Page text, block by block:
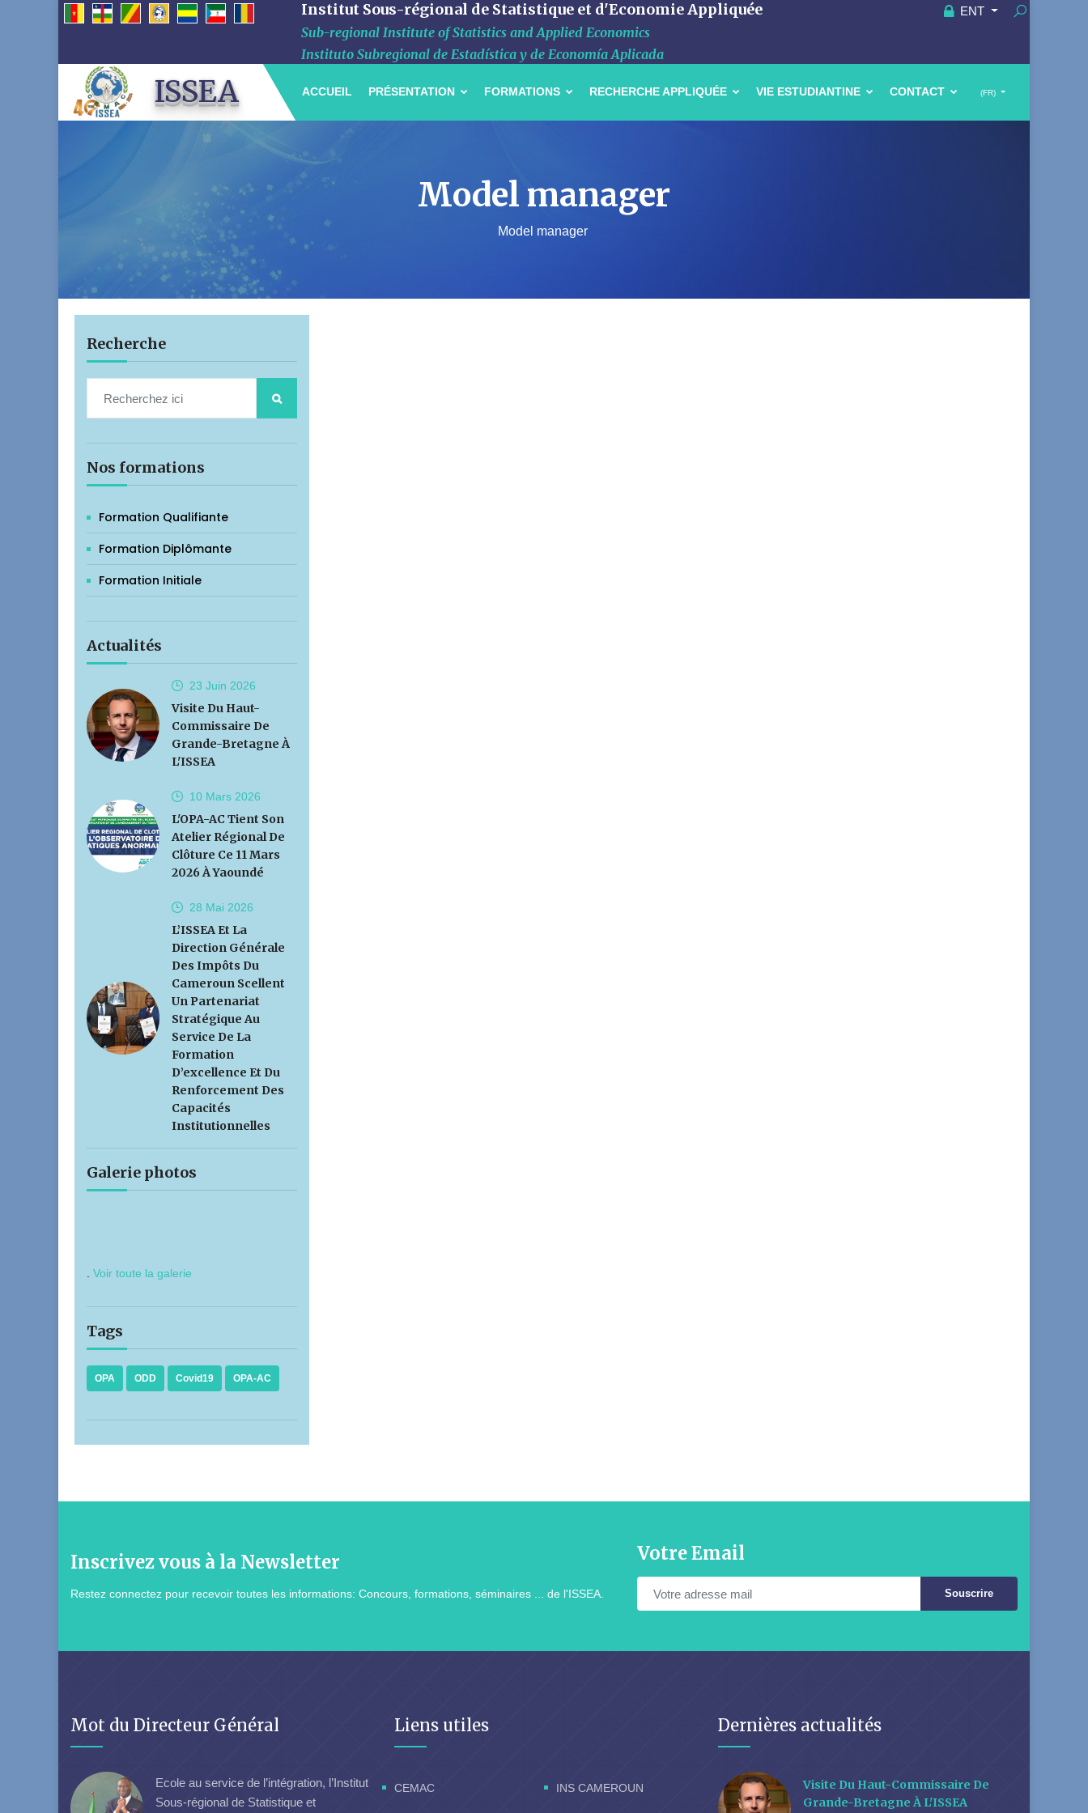
Institut Sous-régional de Statistique et d'Economie Appliquée
Sub-regional Institute of Statistics and Applied Economics
Instituto Subregional de Estadística y de Economía Aplicada
ENT
ISSEA (FR)
ACCUEIL PRÉSENTATION FORMATIONS RECHERCHE APPLIQUÉE VIE ESTUDIANTINE CONTACT
Model manager
Model manager
Recherche
Nos formations
Formation Qualifiante
Formation Diplômante
Formation Initiale
Actualités
23 Juin 2026
Visite Du Haut-
Commissaire De
Grande-Bretagne À
L'ISSEA
10 Mars 2026
L'OPA-AC Tient Son
Atelier Régional De
Clôture Ce 11 Mars
2026 À Yaoundé
28 Mai 2026
L’ISSEA Et La
Direction Générale
Des Impôts Du
Cameroun Scellent
Un Partenariat
Stratégique Au
Service De La
Formation
D’excellence Et Du
Renforcement Des
Capacités
Institutionnelles
Galerie photos
Voir toute la galerie
Tags
OPA ODD Covid19 OPA-AC
Inscrivez vous à la Newsletter
Restez connectez pour recevoir toutes les informations: Concours, formations, séminaires ... de l'ISSEA.
Votre Email
Souscrire
Mot du Directeur Général
Ecole au service de l’intégration, l’Institut
Sous-régional de Statistique et
Liens utiles
CEMAC INS CAMEROUN
Dernières actualités
Visite Du Haut-Commissaire De
Grande-Bretagne À L'ISSEA